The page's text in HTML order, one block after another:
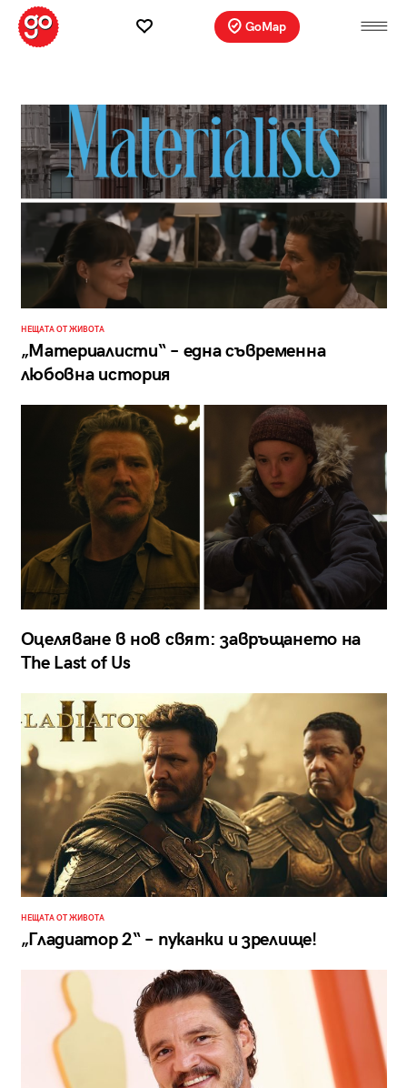
GoMap
НЕЩАТА ОТ ЖИВОТА
„Материалисти“ – една съвременна
любовна история
Оцеляване в нов свят: завръщането на
The Last of Us
НЕЩАТА ОТ ЖИВОТА
„Гладиатор 2“ – пуканки и зрелище!